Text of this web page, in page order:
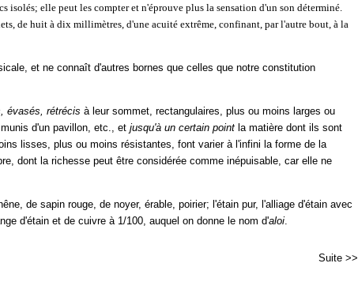
isolés; elle peut les compter et n'éprouve plus la sensation d'un son déterminé.
de huit à dix millimètres, d'une acuité extrême, confinant, par l'autre bout, à la
et ne connaît d'autres bornes que celles que notre constitution
évasés, rétrécis à leur sommet, rectangulaires, plus ou moins larges ou
d'un pavillon, etc., et jusqu'à un certain point la matière dont ils sont
lisses, plus ou moins résistantes, font varier à l'infini la forme de la
dont la richesse peut être considérée comme inépuisable, car elle ne
de sapin rouge, de noyer, érable, poirier; l'étain pur, l'alliage d'étain avec
d'étain et de cuivre à 1/100, auquel on donne le nom d'aloi
Suite >>